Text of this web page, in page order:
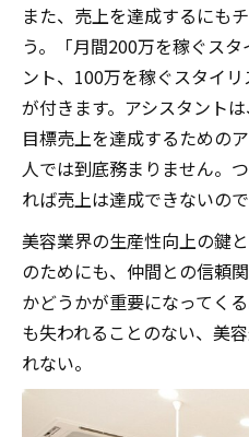
また、売上を達成するにも
う。「月間200万を稼ぐス
ント、100万を稼ぐスタイ
が付きます。アシスタント
目標売上を達成するための
人では到底務まりません。
れば売上は達成できないの
美容業界の生産性向上の鍵
のためにも、仲間との信頼
かどうかが重要になってく
も失われることのない、美
れない。